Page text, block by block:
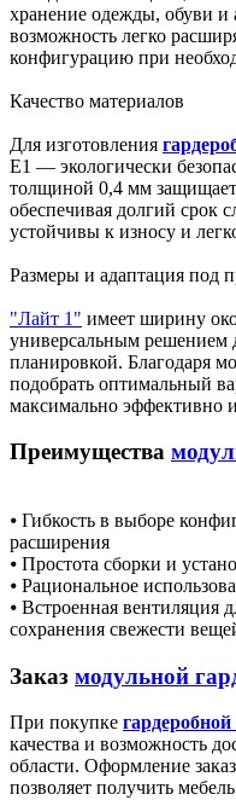
хранение одежды, обуви и
возможность легко
конфигурацию при
Качество материалов
Для изготовления
Е1 — экологически
толщиной 0,4 мм
обеспечивая долгий срок
устойчивы к износу и
Размеры и адаптация под
"Лайт 1" имеет ширину
универсальным решением
планировкой. Благодаря
подобрать оптимальный
максимально эффективно
Преимущества
⦁ Гибкость в выборе
расширения
⦁ Простота сборки и
⦁ Рациональное
⦁ Встроенная вентиляция
сохранения свежести
Заказ модульной
При покупке
качества и возможность
области. Оформление
позволяет получить